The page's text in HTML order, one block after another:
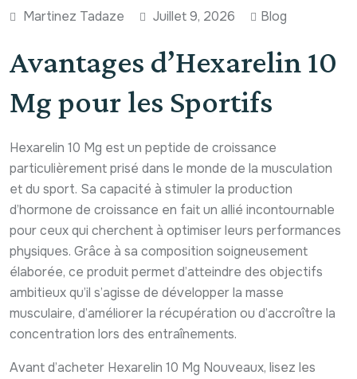
Martinez Tadaze Juillet 9, 2026 Blog
Avantages d’Hexarelin 10
Mg pour les Sportifs
Hexarelin 10 Mg est un peptide de croissance
particulièrement prisé dans le monde de la musculation
et du sport. Sa capacité à stimuler la production
d’hormone de croissance en fait un allié incontournable
pour ceux qui cherchent à optimiser leurs performances
physiques. Grâce à sa composition soigneusement
élaborée, ce produit permet d’atteindre des objectifs
ambitieux qu’il s’agisse de développer la masse
musculaire, d’améliorer la récupération ou d’accroître la
concentration lors des entraînements.
Avant d’acheter Hexarelin 10 Mg Nouveaux, lisez les